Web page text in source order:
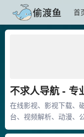
首
不求人导航 - 专
在线影视、影视下载、
台、视频解析、动漫、